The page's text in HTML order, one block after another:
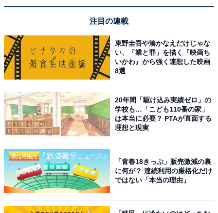
注目の連載
東野圭吾や湊かなえだけじゃな
い、「業と罪」を描く『映画ち
いかわ』から強く連想した映画
8選
20年間「駆け込み実績ゼロ」の
学校も…「こども110番の家」
は本当に必要？ PTAが直面する
理想と現実
「青春18きっぷ」販売激減の裏
に何が？ 連続利用の厳格化だけ
ではない「本当の理由」